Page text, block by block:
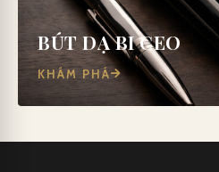
BÚT DẠ BI CEO
KHÁM PHÁ